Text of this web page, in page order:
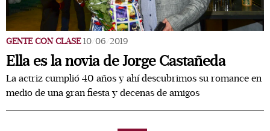
GENTE CON CLASE 10/06/2019
Ella es la novia de Jorge Castañeda
La actriz cumplió 40 años y ahí descubrimos su romance en
medio de una gran fiesta y decenas de amigos